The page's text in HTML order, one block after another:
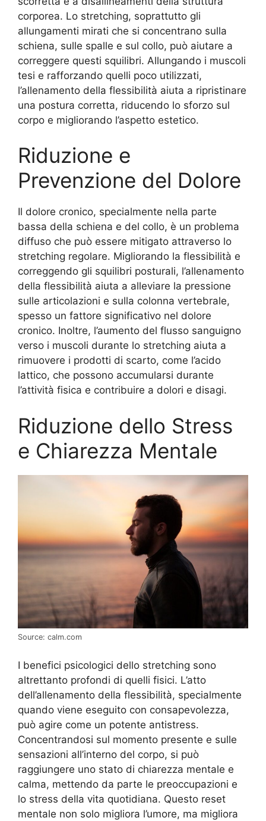
corporea. Lo stretching, soprattutto gli
allungamenti mirati che si concentrano sulla
schiena, sulle spalle e sul collo, può aiutare a
correggere questi squilibri. Allungando i muscoli
tesi e rafforzando quelli poco utilizzati,
l’allenamento della flessibilità aiuta a ripristinare
una postura corretta, riducendo lo sforzo sul
corpo e migliorando l’aspetto estetico.
Riduzione e
Prevenzione del Dolore
Il dolore cronico, specialmente nella parte
bassa della schiena e del collo, è un problema
diffuso che può essere mitigato attraverso lo
stretching regolare. Migliorando la flessibilità e
correggendo gli squilibri posturali, l’allenamento
della flessibilità aiuta a alleviare la pressione
sulle articolazioni e sulla colonna vertebrale,
spesso un fattore significativo nel dolore
cronico. Inoltre, l’aumento del flusso sanguigno
verso i muscoli durante lo stretching aiuta a
rimuovere i prodotti di scarto, come l’acido
lattico, che possono accumularsi durante
l’attività fisica e contribuire a dolori e disagi.
Riduzione dello Stress
e Chiarezza Mentale
Source: calm.com
I benefici psicologici dello stretching sono
altrettanto profondi di quelli fisici. L’atto
dell’allenamento della flessibilità, specialmente
quando viene eseguito con consapevolezza,
può agire come un potente antistress.
Concentrandosi sul momento presente e sulle
sensazioni all’interno del corpo, si può
raggiungere uno stato di chiarezza mentale e
calma, mettendo da parte le preoccupazioni e
lo stress della vita quotidiana. Questo reset
mentale non solo migliora l’umore, ma migliora